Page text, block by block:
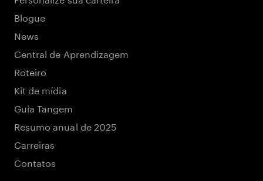
Blogue
News
Central de Aprendizagem
Roteiro
Kit de mídia
Guia Tangem
Resumo anual de 2025
Carreiras
Contatos